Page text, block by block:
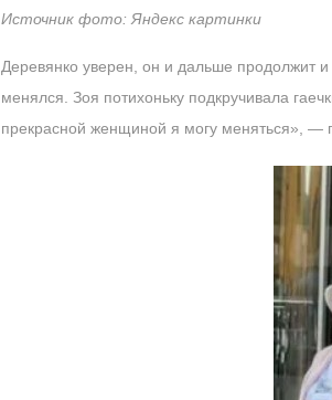
Источник фото: Яндекс картинки
Деревянко уверен, он и дальше продолжит
менялся. Зоя потихоньку подкручивала
прекрасной женщиной я могу меняться», —